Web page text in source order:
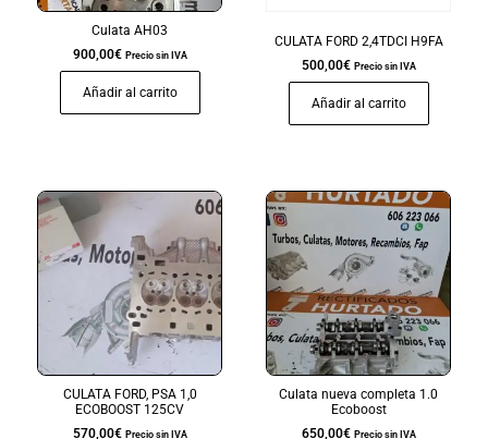
Culata AH03
900,00€ Precio sin IVA
Añadir al carrito
CULATA FORD 2,4TDCI H9FA
500,00€ Precio sin IVA
Añadir al carrito
CULATA FORD, PSA 1,0
ECOBOOST 125CV
570,00€ Precio sin IVA
Culata nueva completa 1.0
Ecoboost
650,00€ Precio sin IVA